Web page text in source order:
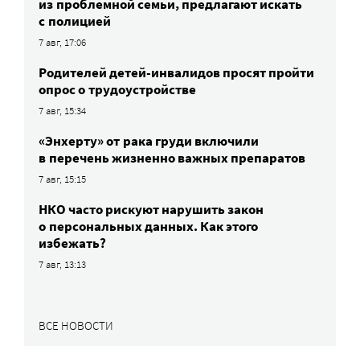
из проблемной семьи, предлагают искать
с полицией
7 авг, 17:06
Родителей детей-инвалидов просят пройти
опрос о трудоустройстве
7 авг, 15:34
«Энхерту» от рака груди включили
в перечень жизненно важных препаратов
7 авг, 15:15
НКО часто рискуют нарушить закон
о персональных данных. Как этого
избежать?
7 авг, 13:13
ВСЕ НОВОСТИ